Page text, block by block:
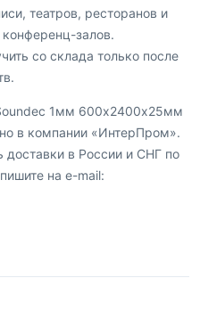
театров, ресторанов и
залов.
со склада только после
1мм 600х2400х25мм
в компании «ИнтерПром».
доставки в России и СНГ по
на e-mail: